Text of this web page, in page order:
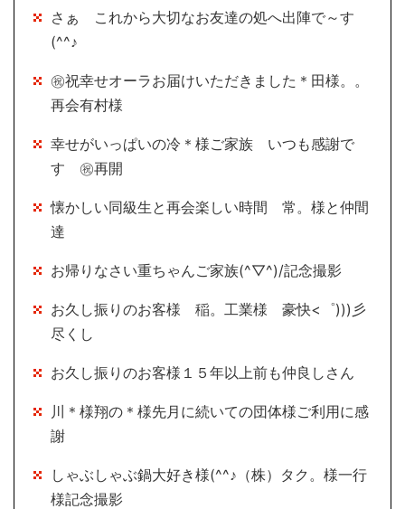
さぁ これから大切なお友達の処へ出陣で～す
(^^♪
㊗祝幸せオーラお届けいただきました＊田様。。
再会有村様
幸せがいっぱいの冷＊様ご家族 いつも感謝で
す ㊗再開
懐かしい同級生と再会楽しい時間 常。様と仲間
達
お帰りなさい重ちゃんご家族(^▽^)/記念撮影
お久し振りのお客様 稲。工業様 豪快<゜)))彡
尽くし
お久し振りのお客様１５年以上前も仲良しさん
川＊様翔の＊様先月に続いての団体様ご利用に感
謝
しゃぶしゃぶ鍋大好き様(^^♪（株）タク。様一行
様記念撮影